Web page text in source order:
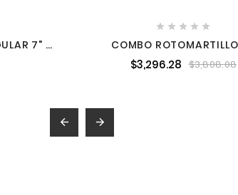
7" Y
MAKITA
    
COMBO
1,100 W +
2,600 W SYN-
$3,296.28 $3,808.08
 